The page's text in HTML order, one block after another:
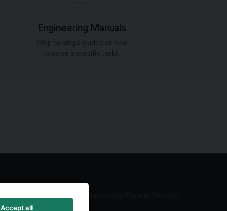
Engineering Manuals
Accept all